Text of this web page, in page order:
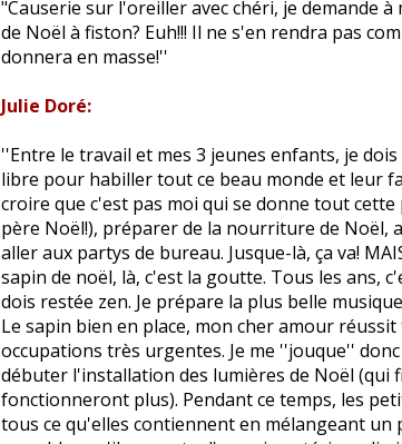
"Causerie sur l'oreiller avec chéri, je demande
de Noël à fiston? Euh!!! Il ne s'en rendra pas
donnera en masse!''
Julie Doré:
''Entre le travail et mes 3 jeunes enfants, je
libre pour habiller tout ce beau monde et leur
croire que c'est pas moi qui se donne tout cette
père Noël!), préparer de la nourriture de Noël,
aller aux partys de bureau. Jusque-là, ça va!
sapin de noël, là, c'est la goutte. Tous les ans,
dois restée zen. Je prépare la plus belle
Le sapin bien en place, mon cher amour
occupations très urgentes. Je me ''jouque''
débuter l'installation des lumières de Noël (qui
fonctionneront plus). Pendant ce temps, les
tous ce qu'elles contiennent en mélangeant un